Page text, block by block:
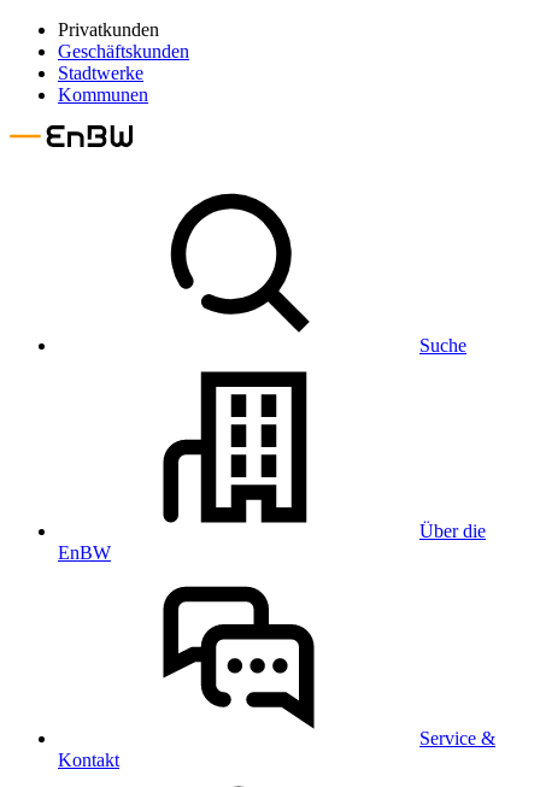
Privatkunden
Geschäftskunden
Stadtwerke
Kommunen
Suche
Über die
EnBW
Service &
Kontakt